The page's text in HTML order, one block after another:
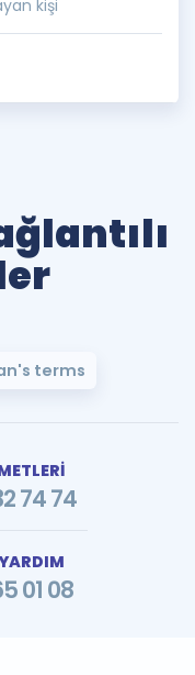
kişi
terms
74 74
01 08